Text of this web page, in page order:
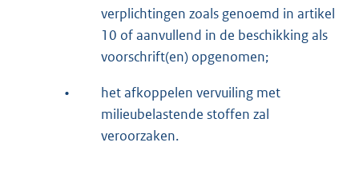
verplichtingen zoals genoemd in artikel
10 of aanvullend in de beschikking als
voorschrift(en) opgenomen;
•
het afkoppelen vervuiling met
milieubelastende stoffen zal
veroorzaken.